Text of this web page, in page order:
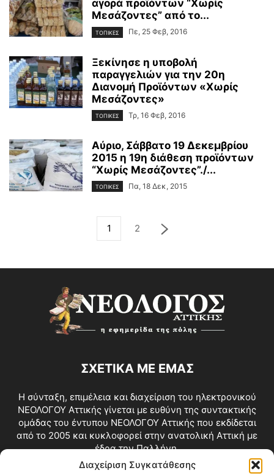
Διαχείριση Συγκατάθεσης
αγορά προϊόντων “Χωρίς
Μεσάζοντες” από το...
ΤΟΠΙΚΕΣ Πε, 25 Φεβ, 2016
Ξεκίνησε η υποβολή
παραγγελιών για την 20η
Διανομή Προϊόντων «Χωρίς
Μεσάζοντες»
ΤΟΠΙΚΕΣ Τρ, 16 Φεβ, 2016
Αύριο, Σάββατο 19 Δεκεμβρίου
2015 η 19η διάθεση προϊόντων
“Χωρίς Μεσάζοντες”./...
ΤΟΠΙΚΕΣ Πα, 18 Δεκ, 2015
1 2
ΣΧΕΤΙΚΑ ΜΕ ΕΜΑΣ
Η σύνταξη, επιμέλεια και διαχείριση του ηλεκτρονικού
ΝΕΟΛΟΓΟΥ Αττικής γίνεται με ευθύνη της συντακτικής
ομάδας του έντυπου ΝΕΟΛΟΓΟΥ Αττικής που εκδίδεται
από το 2005 και κυκλοφορεί στην ανατολική Αττική με
έδρα την Παλλήνη.
Επικοινωνία:info@neologosattikis.gr